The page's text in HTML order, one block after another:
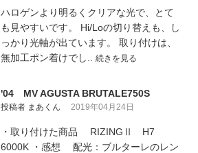
ハロゲンより明るくクリアな光で、とて
も見やすいです。 Hi/Loの切り替えも、し
っかり光軸が出ています。 取り付けは、
無加工ポン着けでし.. 続きを見る
'04 MV AGUSTA BRUTALE750S
投稿者 まあくん 2019年04月24日
・取り付けた商品 RIZINGⅡ H7
6000K ・感想 配光：ブルターレのレン